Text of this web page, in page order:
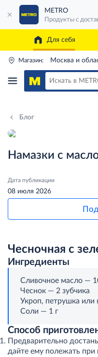
METRO
Продукты с
Для себя
Магазин: Москва и
Блог
Намазки с
Дата публикации
08 июля 2026
Чесночная с
Ингредиенты
Сливочное масло —
Чеснок — 2 зубчика
Укроп, петрушка или
Соли — 1 г
Способ
Предварительно
дайте ему полежать при